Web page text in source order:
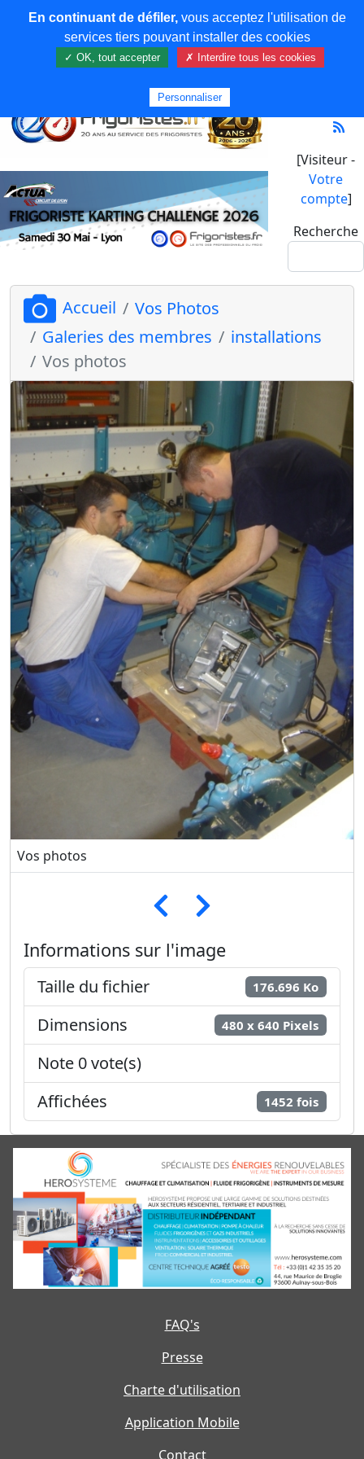
[Visiteur -
Votre
compte]
Recherche
Accueil
Vos Photos
Galeries des membres
installations
Vos photos
Vos photos
Informations sur l'image
Taille du fichier 176.696 Ko
Dimensions 480 x 640 Pixels
Note 0 vote(s)
Affichées
1452 fois
FAQ's
Presse
Charte d'utilisation
Application Mobile
Contact
En continuant de défiler,vous acceptez l'utilisation de
services tiers pouvant installer des cookies
✓ OK, tout accepter ✗ Interdire tous les cookies
Personnaliser